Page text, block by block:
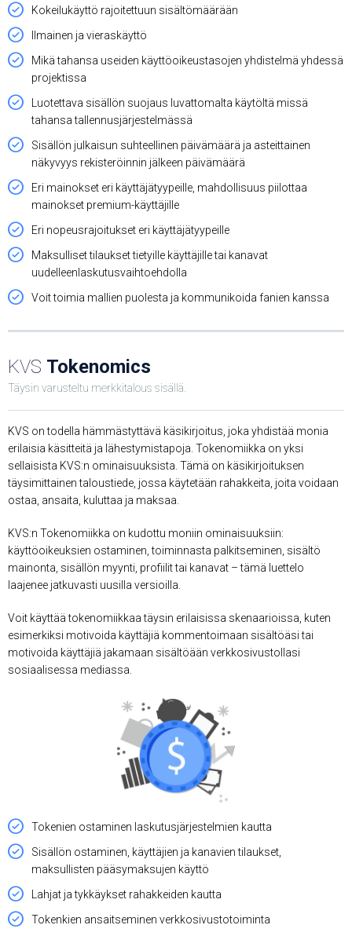
Kokeilukäyttö rajoitettuun sisältömäärään
Ilmainen ja vieraskäyttö
Mikä tahansa useiden käyttöoikeustasojen yhdistelmä yhdessä
projektissa
Luotettava sisällön suojaus luvattomalta käytöltä missä
tahansa tallennusjärjestelmässä
Sisällön julkaisun suhteellinen päivämäärä ja asteittainen
näkyvyys rekisteröinnin jälkeen päivämäärä
Eri mainokset eri käyttäjätyypeille, mahdollisuus piilottaa
mainokset premium-käyttäjille
Eri nopeusrajoitukset eri käyttäjätyypeille
Maksulliset tilaukset tietyille käyttäjille tai kanavat
uudelleenlaskutusvaihtoehdolla
Voit toimia mallien puolesta ja kommunikoida fanien kanssa
KVS Tokenomics
Täysin varusteltu merkkitalous sisällä.
KVS on todella hämmästyttävä käsikirjoitus, joka yhdistää monia
erilaisia ​​käsitteitä ja lähestymistapoja. Tokenomiikka on yksi
sellaisista KVS:n ominaisuuksista. Tämä on käsikirjoituksen
täysimittainen taloustiede, jossa käytetään rahakkeita, joita voidaan
ostaa, ansaita, kuluttaa ja maksaa.
KVS:n Tokenomiikka on kudottu moniin ominaisuuksiin:
käyttöoikeuksien ostaminen, toiminnasta palkitseminen, sisältö
mainonta, sisällön myynti, profiilit tai kanavat – tämä luettelo
laajenee jatkuvasti uusilla versioilla.
Voit käyttää tokenomiikkaa täysin erilaisissa skenaarioissa, kuten
esimerkiksi motivoida käyttäjiä kommentoimaan sisältöäsi tai
motivoida käyttäjiä jakamaan sisältöään verkkosivustollasi
sosiaalisessa mediassa.
Tokenien ostaminen laskutusjärjestelmien kautta
Sisällön ostaminen, käyttäjien ja kanavien tilaukset,
maksullisten pääsymaksujen käyttö
Lahjat ja tykkäykset rahakkeiden kautta
Tokenkien ansaitseminen verkkosivustotoiminta